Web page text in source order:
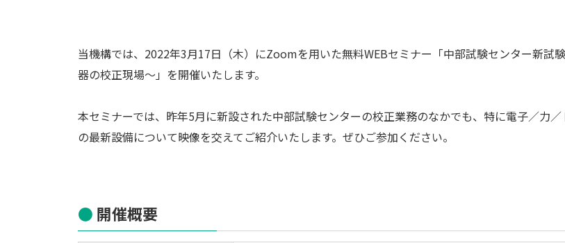
当機構では、2022年3月17日（木）にZoomを用いた無料WEBセミナー「中部試験センター新試
器の校正現場～」を開催いたします。
本セミナーでは、昨年5月に新設された中部試験センターの校正業務のなかでも、特に電子／力
の最新設備について映像を交えてご紹介いたします。ぜひご参加ください。
開催概要